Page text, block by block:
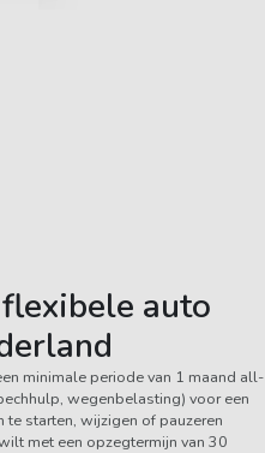
auto
minimale periode van 1 maand all-
wegenbelasting) voor een
starten, wijzigen of pauzeren
met een opzegtermijn van 30